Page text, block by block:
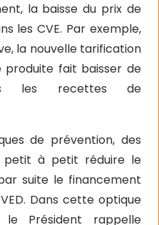
la baisse du prix de
les CVE. Par exemple,
la nouvelle tarification
produite fait baisser de
les recettes de
de prévention, des
petit à petit réduire le
suite le financement
Dans cette optique
le Président rappelle